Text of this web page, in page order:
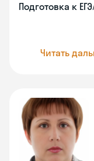
Подготовка к
Читать